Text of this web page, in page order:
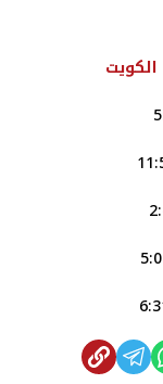
الكويت